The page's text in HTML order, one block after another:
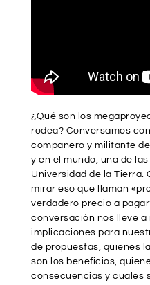
¿Qué son los
rodea? Conversamos
compañero y militante
y en el mundo, una de
Universidad de la Tierra.
mirar eso que llaman
verdadero precio a
conversación nos lleve a
implicaciones para
de propuestas, quienes
son los beneficios,
consecuencias y cuales